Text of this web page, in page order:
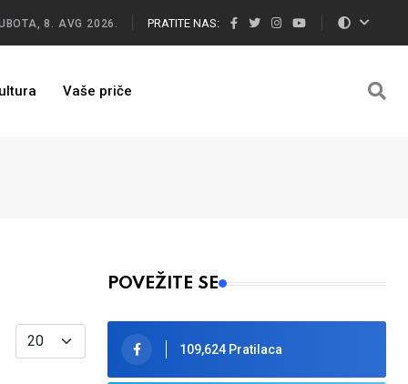
8. AVG 2026. PRATITE NAS:
Vaše priče
Display #
POVEŽITE SE
109,624 Pratilaca